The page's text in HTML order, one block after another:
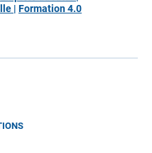
| Formation 4.0